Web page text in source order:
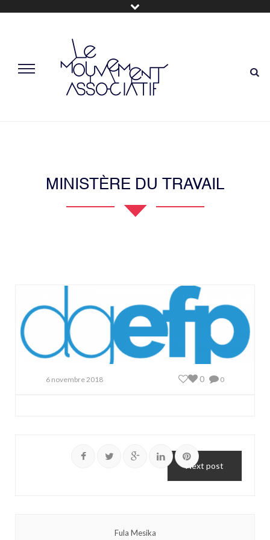
MINISTÈRE DU TRAVAIL
6 novembre 2018 0
0
Next post
Fula Mesika